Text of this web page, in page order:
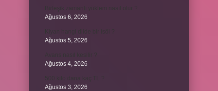
Ağustos 6, 2026
Ağustos 5, 2026
Ağustos 4, 2026
Ağustos 3, 2026